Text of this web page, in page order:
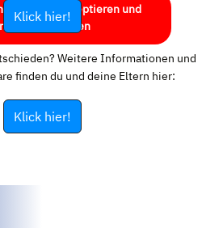
Service akzeptieren und
entsperren
Klick hier!
Weitere Informationen und
finden du und deine Eltern hier:
Klick hier!